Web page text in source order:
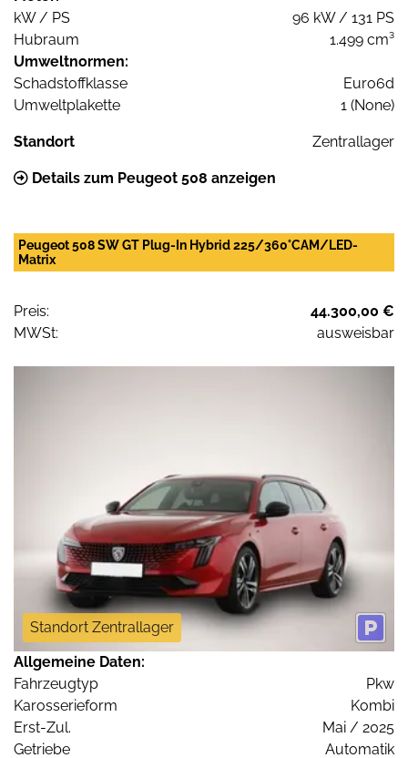
kW / PS
96 kW / 131 PS
Hubraum
1.499 cm³
Umweltnormen:
Schadstoffklasse
Euro6d
Umweltplakette
1 (None)
Standort Zentrallager
Details zum Peugeot 508 anzeigen
Peugeot 508 SW GT Plug-In Hybrid 225/360°CAM/LED-
Matrix
Preis:
44.300,00 €
MWSt:
ausweisbar
Standort Zentrallager
Allgemeine Daten:
Fahrzeugtyp
Pkw
Karosserieform
Kombi
Erst-Zul.
Mai / 2025
Getriebe
Automatik